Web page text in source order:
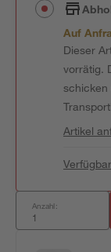
Auf
Dieser
vorrätig.
schicken
Artikel
Anzahl: